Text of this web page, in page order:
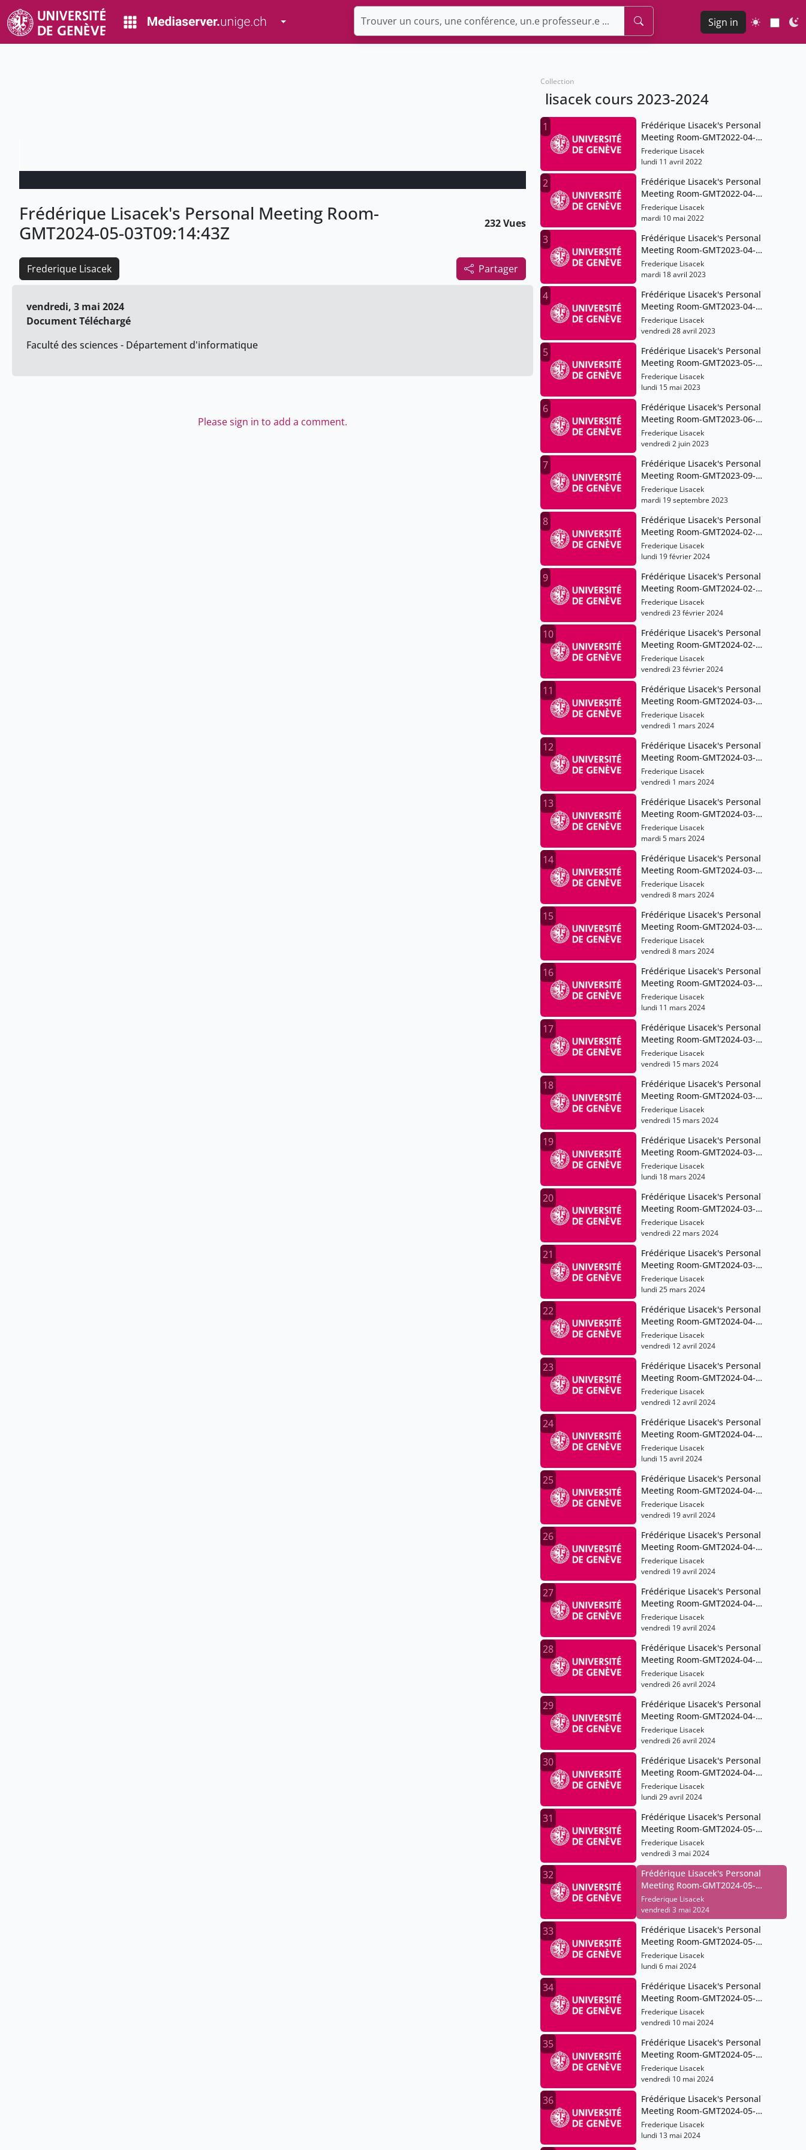
Toggle Dropdown Sign in
Frédérique Lisacek's Personal Meeting Room-
GMT2024-05-03T09:14:43Z
232 Vues
Partager
Frederique Lisacek
vendredi, 3 mai 2024
Document Téléchargé
Faculté des sciences - Département d'informatique
Please sign in to add a comment.
Collection
lisacek cours 2023-2024
1
Frédérique Lisacek's Personal
Meeting Room-GMT2022-04-
11T12:09:53Z
Frederique Lisacek
lundi 11 avril 2022
2
Frédérique Lisacek's Personal
Meeting Room-GMT2022-04-
25T12:00:50Z
Frederique Lisacek
mardi 10 mai 2022
3
Frédérique Lisacek's Personal
Meeting Room-GMT2023-04-
17T07:22:03Z
Frederique Lisacek
mardi 18 avril 2023
4
Frédérique Lisacek's Personal
Meeting Room-GMT2023-04-
28T09:20:29Z
Frederique Lisacek
vendredi 28 avril 2023
5
Frédérique Lisacek's Personal
Meeting Room-GMT2023-05-
15T07:24:21Z
Frederique Lisacek
lundi 15 mai 2023
6
Frédérique Lisacek's Personal
Meeting Room-GMT2023-06-
02T06:05:40Z
Frederique Lisacek
vendredi 2 juin 2023
7
Frédérique Lisacek's Personal
Meeting Room-GMT2023-09-
19T12:17:21Z
Frederique Lisacek
mardi 19 septembre 2023
8
Frédérique Lisacek's Personal
Meeting Room-GMT2024-02-
19T08:27:10Z
Frederique Lisacek
lundi 19 février 2024
9
Frédérique Lisacek's Personal
Meeting Room-GMT2024-02-
23T07:18:44Z
Frederique Lisacek
vendredi 23 février 2024
10
Frédérique Lisacek's Personal
Meeting Room-GMT2024-02-
23T10:08:53Z
Frederique Lisacek
vendredi 23 février 2024
11
Frédérique Lisacek's Personal
Meeting Room-GMT2024-03-
01T07:17:24Z
Frederique Lisacek
vendredi 1 mars 2024
12
Frédérique Lisacek's Personal
Meeting Room-GMT2024-03-
01T11:13:25Z
Frederique Lisacek
vendredi 1 mars 2024
13
Frédérique Lisacek's Personal
Meeting Room-GMT2024-03-
04T08:35:13Z
Frederique Lisacek
mardi 5 mars 2024
14
Frédérique Lisacek's Personal
Meeting Room-GMT2024-03-
08T07:15:06Z
Frederique Lisacek
vendredi 8 mars 2024
15
Frédérique Lisacek's Personal
Meeting Room-GMT2024-03-
08T10:07:25Z
Frederique Lisacek
vendredi 8 mars 2024
16
Frédérique Lisacek's Personal
Meeting Room-GMT2024-03-
11T08:22:49Z
Frederique Lisacek
lundi 11 mars 2024
17
Frédérique Lisacek's Personal
Meeting Room-GMT2024-03-
15T10:27:52Z
Frederique Lisacek
vendredi 15 mars 2024
18
Frédérique Lisacek's Personal
Meeting Room-GMT2024-03-
15T07:18:11Z
Frederique Lisacek
vendredi 15 mars 2024
19
Frédérique Lisacek's Personal
Meeting Room-GMT2024-03-
18T08:19:33Z
Frederique Lisacek
lundi 18 mars 2024
20
Frédérique Lisacek's Personal
Meeting Room-GMT2024-03-
22T07:14:02Z
Frederique Lisacek
vendredi 22 mars 2024
21
Frédérique Lisacek's Personal
Meeting Room-GMT2024-03-
25T08:16:38Z
Frederique Lisacek
lundi 25 mars 2024
22
Frédérique Lisacek's Personal
Meeting Room-GMT2024-04-
12T06:12:57Z
Frederique Lisacek
vendredi 12 avril 2024
23
Frédérique Lisacek's Personal
Meeting Room-GMT2024-04-
12T09:00:39Z
Frederique Lisacek
vendredi 12 avril 2024
24
Frédérique Lisacek's Personal
Meeting Room-GMT2024-04-
15T07:14:30Z
Frederique Lisacek
lundi 15 avril 2024
25
Frédérique Lisacek's Personal
Meeting Room-GMT2024-04-
19T06:14:39Z
Frederique Lisacek
vendredi 19 avril 2024
26
Frédérique Lisacek's Personal
Meeting Room-GMT2024-04-
19T08:46:06Z
Frederique Lisacek
vendredi 19 avril 2024
27
Frédérique Lisacek's Personal
Meeting Room-GMT2024-04-
19T10:15:32Z
Frederique Lisacek
vendredi 19 avril 2024
28
Frédérique Lisacek's Personal
Meeting Room-GMT2024-04-
26T06:13:16Z
Frederique Lisacek
vendredi 26 avril 2024
29
Frédérique Lisacek's Personal
Meeting Room-GMT2024-04-
26T09:09:24Z
Frederique Lisacek
vendredi 26 avril 2024
30
Frédérique Lisacek's Personal
Meeting Room-GMT2024-04-
29T07:17:36Z
Frederique Lisacek
lundi 29 avril 2024
31
Frédérique Lisacek's Personal
Meeting Room-GMT2024-05-
03T06:11:30Z
Frederique Lisacek
vendredi 3 mai 2024
32
Frédérique Lisacek's Personal
Meeting Room-GMT2024-05-
03T09:14:43Z
Frederique Lisacek
vendredi 3 mai 2024
33
Frédérique Lisacek's Personal
Meeting Room-GMT2024-05-
06T07:22:03Z
Frederique Lisacek
lundi 6 mai 2024
34
Frédérique Lisacek's Personal
Meeting Room-GMT2024-05-
10T06:13:40Z
Frederique Lisacek
vendredi 10 mai 2024
35
Frédérique Lisacek's Personal
Meeting Room-GMT2024-05-
10T11:07:32Z
Frederique Lisacek
vendredi 10 mai 2024
36
Frédérique Lisacek's Personal
Meeting Room-GMT2024-05-
06T07:22:03Z
Frederique Lisacek
lundi 13 mai 2024